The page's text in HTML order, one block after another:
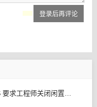
登录后再评论